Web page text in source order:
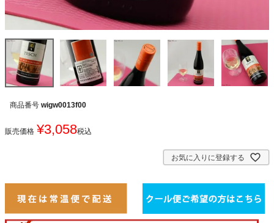
商品番号 wigw0013f00
販売価格 ¥3,058税込
お気に入りに登録する